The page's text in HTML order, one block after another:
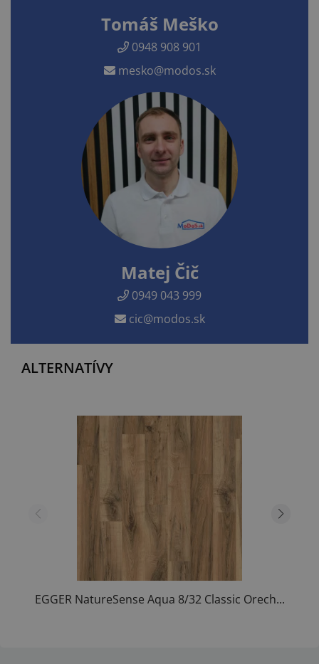
Tomáš Meško
0948 908 901
mesko@modos.sk
Matej Čič
0949 043 999
cic@modos.sk
ALTERNATÍVY
EGGER NatureSense Aqua 8/32 Classic Orech...